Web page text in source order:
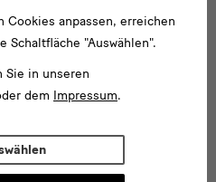
Cookies anpassen, erreichen
Schaltfläche "Auswählen".
Sie in unseren
dem Impressum.